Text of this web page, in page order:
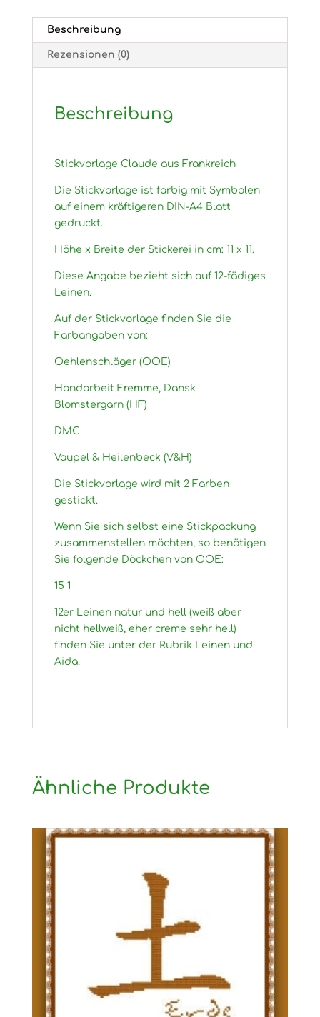
Beschreibung
Rezensionen (0)
Beschreibung
Stickvorlage Claude aus Frankreich
Die Stickvorlage ist farbig mit Symbolen
auf einem kräftigeren DIN-A4 Blatt
gedruckt.
Höhe x Breite der Stickerei in cm: 11 x 11.
Diese Angabe bezieht sich auf 12-fädiges
Leinen.
Auf der Stickvorlage finden Sie die
Farbangaben von:
Oehlenschläger (OOE)
Handarbeit Fremme, Dansk
Blomstergarn (HF)
DMC
Vaupel & Heilenbeck (V&H)
Die Stickvorlage wird mit 2 Farben
gestickt.
Wenn Sie sich selbst eine Stickpackung
zusammenstellen möchten, so benötigen
Sie folgende Döckchen von OOE:
15 1
12er Leinen natur und hell (weiß aber
nicht hellweiß, eher creme sehr hell)
finden Sie unter der Rubrik Leinen und
Aida.
Ähnliche Produkte